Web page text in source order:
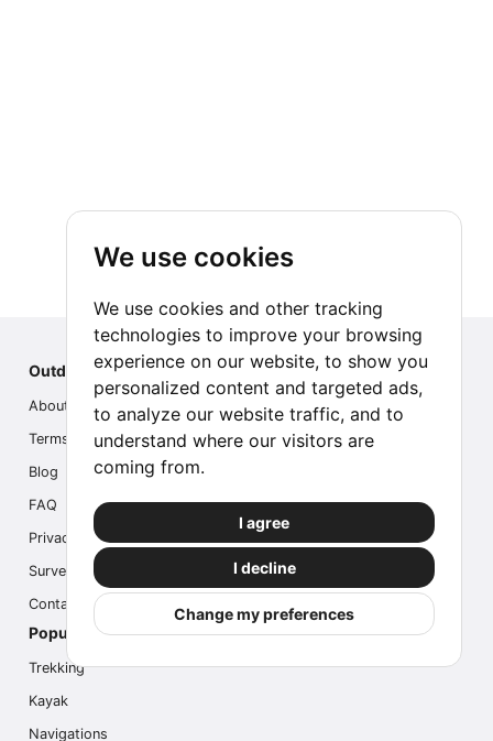
We use cookies
We use cookies and other tracking
technologies to improve your browsing
experience on our website, to show you
personalized content and targeted ads,
to analyze our website traffic, and to
understand where our visitors are
coming from.
I agree
I decline
Change my preferences
Outdoor Index
About us
Terms
Blog
FAQ
Privacy
Survey
Contact us
Popular Activities
Trekking
Kayak
Navigations